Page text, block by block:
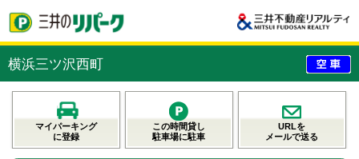
横浜三ツ沢西町
マイパーキング
に登録
この時間貸し
駐車場に駐車
URLを
メールで送る